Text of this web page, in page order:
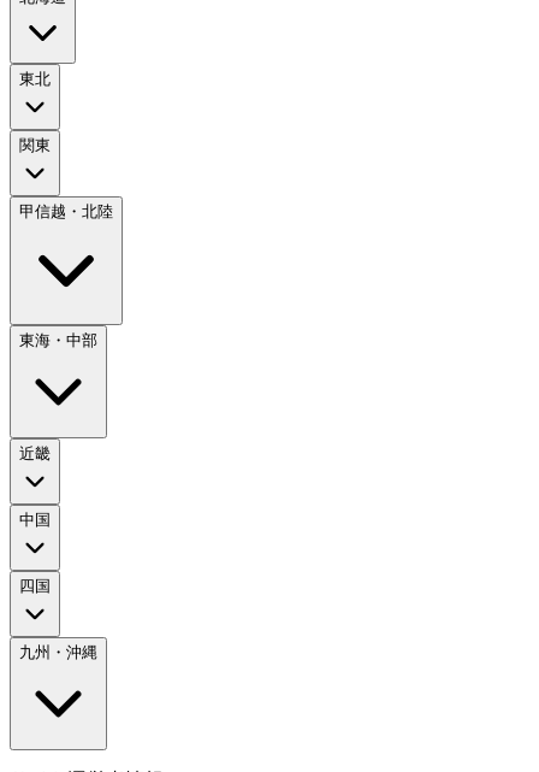
東北
関東
甲信越・北陸
東海・中部
近畿
中国
四国
九州・沖縄